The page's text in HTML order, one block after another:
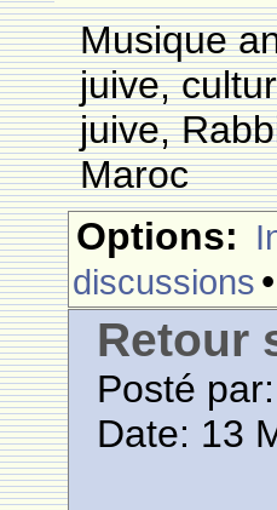
Musique
juive,
juive,
Maroc
Options:
discussions •
Retour
Posté par:
Date: 13